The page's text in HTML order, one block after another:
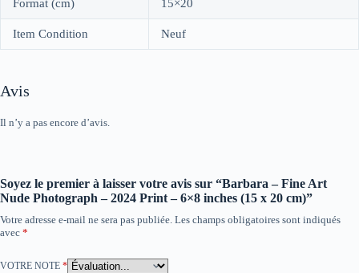
Format (cm) 15×20
Item Condition Neuf
Avis
Il n’y a pas encore d’avis.
Soyez le premier à laisser votre avis sur “Barbara – Fine Art
Nude Photograph – 2024 Print – 6×8 inches (15 x 20 cm)”
Votre adresse e-mail ne sera pas publiée. Les champs obligatoires sont indiqués
avec *
VOTRE NOTE *